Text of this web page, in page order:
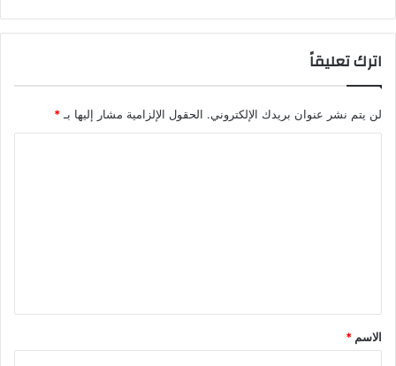
اترك تعليقاً
لن يتم نشر عنوان بريدك الإلكتروني. الحقول الإلزامية مشار إليها بـ*
*
الاسم *